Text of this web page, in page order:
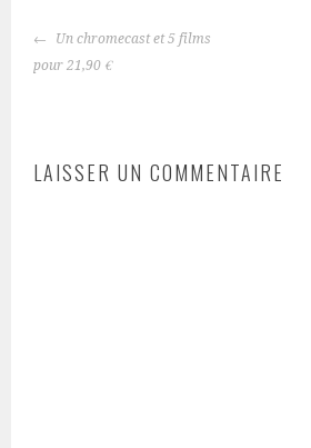
NAVIGATION
DES
Un chromecast et 5 films
pour 21,90 €
LAISSER UN COMMENTAIRE